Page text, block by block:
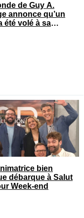
de Guy A.
annonce qu’un
été volé à sa
bien
débarque à Salut
Week-end